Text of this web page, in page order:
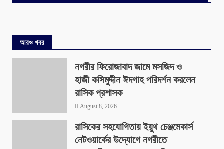
আরও খবর
নগরীর ফিরোজাবাদ জামে মসজিদ ও
হাজী কসিমুদ্দীন ঈদগাহ পরিদর্শন করলেন
রাসিক প্রশাসক
August 8, 2026
রাসিকের সহযোগিতায় ইয়ুথ চেঞ্জমেকার্স
নেটওয়ার্কের উদ্যোগে নগরীতে